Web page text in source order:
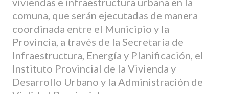
comuna, que serán ejecutadas de manera
coordinada entre el Municipio y la
Provincia, a través de la Secretaría de
Infraestructura, Energía y Planificación, el
Instituto Provincial de la Vivienda y
Desarrollo Urbano y la Administración de